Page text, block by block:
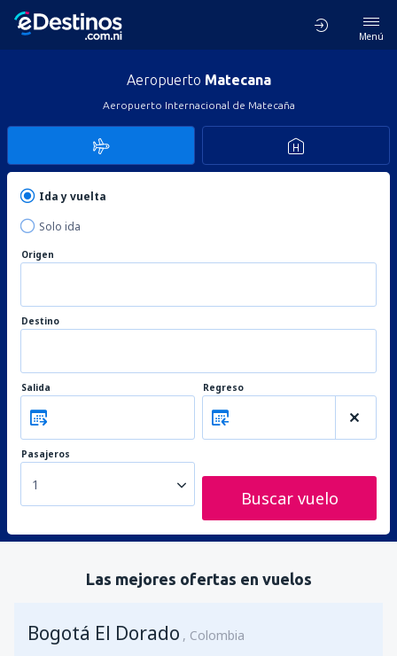
Menú
Aeropuerto Matecana
Aeropuerto Internacional de Matecaña
Ida y vuelta
Solo ida
Origen
Destino
Salida Regreso
Pasajeros
1
Buscar vuelo
Las mejores ofertas en vuelos
Bogotá El Dorado Colombia